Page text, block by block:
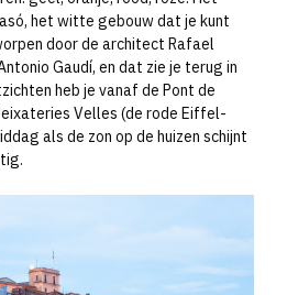
het witte gebouw dat je kunt
door de architect Rafael
Gaudí, en dat zie je terug in
heb je vanaf de Pont de
Velles (de rode Eiffel-
als de zon op de huizen schijnt